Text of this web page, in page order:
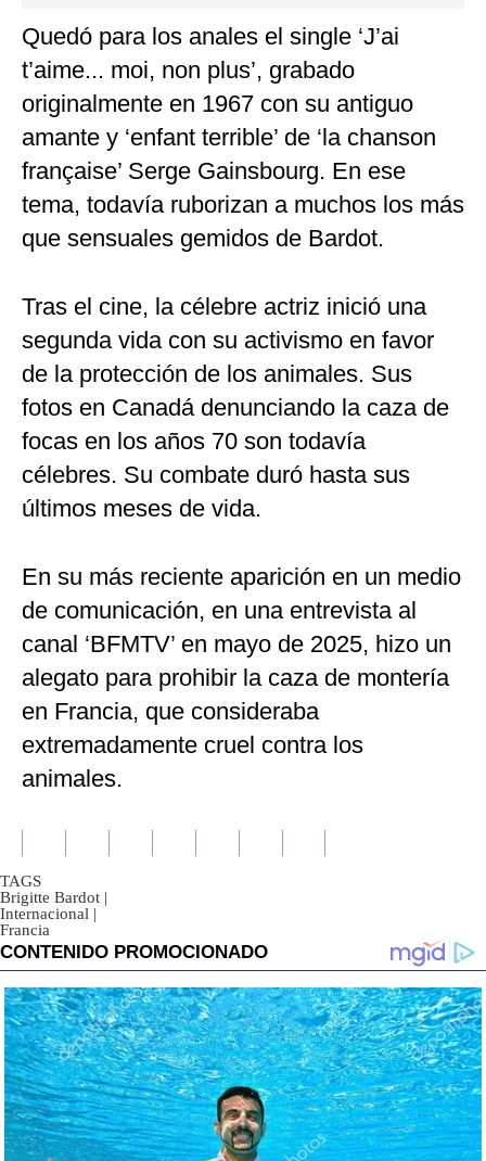
Quedó para los anales el single ‘J’ai
t’aime... moi, non plus’, grabado
originalmente en 1967 con su antiguo
amante y ‘enfant terrible’ de ‘la chanson
française’ Serge Gainsbourg. En ese
tema, todavía ruborizan a muchos los más
que sensuales gemidos de Bardot.
Tras el cine, la célebre actriz inició una
segunda vida con su activismo en favor
de la protección de los animales. Sus
fotos en Canadá denunciando la caza de
focas en los años 70 son todavía
célebres. Su combate duró hasta sus
últimos meses de vida.
En su más reciente aparición en un medio
de comunicación, en una entrevista al
canal ‘BFMTV’ en mayo de 2025, hizo un
alegato para prohibir la caza de montería
en Francia, que consideraba
extremadamente cruel contra los
animales.
TAGS
Brigitte Bardot |
Internacional |
Francia